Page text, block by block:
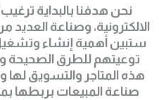
نحن هدفنا بالبداية
الالكترونية، وصناعة العديد
ستبين أهمية إنشاء وتشغيل
توعيتهم للطرق الصحيحة
هذه المتاجر والتسويق
صناعة المبيعات بربطها